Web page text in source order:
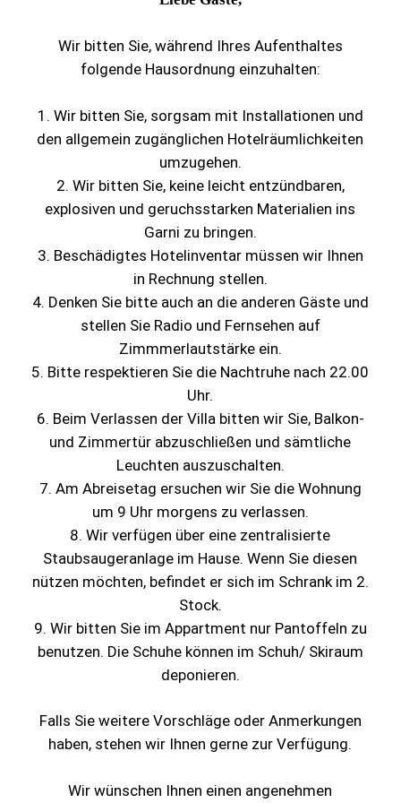
Für die Benutzung des Wellnessbereiches können
einen Bademantel (gegen Gebühr) ausleihen. Bitte
wenden Sie sich an die Rezeption
Bademantel 15, – EUR (Leihgebühr)
Badeschlappen 2, – EUR (Kaufpreis)
Finnische Sauna:Â Temperatur: 75 â€“ 100°C, 10
â€“ 30 % Luftfeuchtigkeit
Wann sollte man nicht in die Sauna gehen?
– bei akuter Entzündung innerer Organe, bei
akutes Asthma
– bei Epilepsie
– bei schwere Herz- und Kreislauferkrankungen
– bei Krampfadern, bei Krebserkrankungen
– bei akute Migräne, bei Tuberkulose
– bei Schilddrüsenüberfunktion
– bei Erkrankungen mit Fieber oder Erkältung
Whirlpool: Temperatur: 38°C
1.Reinigen Sie sich unter der heißen Dusche
2. Kein Shampoo oder Badeschaum im Whirlpool
mitnehmen!
3. Das Whirlpool immer mit Badeanzug betreten.
4. Empfohlene Aufenthaltsdauer: nach eigenen
Wohlbefinden
Dampfbad: Temperatur: 40 â€“ 48°C, fast 100 %
Luftfeuchtigkeit
Wir bitten Sie, während Ihres Aufenthaltes
folgende Hausordnung einzuhalten:
1. Wir bitten Sie, sorgsam mit Installationen und
den allgemein zugänglichen Hotelräumlichkeiten
umzugehen.
2. Wir bitten Sie, keine leicht entzündbaren,
explosiven und geruchsstarken Materialien ins
Garni zu bringen.
3. Beschädigtes Hotelinventar müssen wir Ihnen
in Rechnung stellen.
4. Denken Sie bitte auch an die anderen Gäste und
stellen Sie Radio und Fernsehen auf
Zimmmerlautstärke ein.
5. Bitte respektieren Sie die Nachtruhe nach 22.00
Uhr.
6. Beim Verlassen der Villa bitten wir Sie, Balkon-
und Zimmertür abzuschließen und sämtliche
Leuchten auszuschalten.
7. Am Abreisetag ersuchen wir Sie die Wohnung
um 9 Uhr morgens zu verlassen.
8. Wir verfügen über eine zentralisierte
Staubsaugeranlage im Hause. Wenn Sie diesen
nützen möchten, befindet er sich im Schrank im 2.
Stock.
9. Wir bitten Sie im Appartment nur Pantoffeln zu
benutzen. Die Schuhe können im Schuh/ Skiraum
deponieren.
Falls Sie weitere Vorschläge oder Anmerkungen
haben, stehen wir Ihnen gerne zur Verfügung.
Wir wünschen Ihnen einen angenehmen